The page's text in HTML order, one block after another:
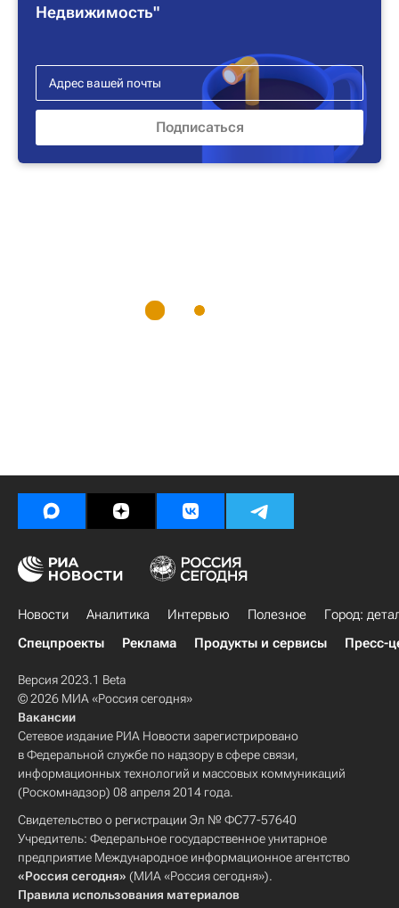
Недвижимость"
Новости Аналитика Интервью Полезное
Город:
Спецпроекты
Реклама Продукты и сервисы Пресс-
Версия 2023.1 Beta
© 2026 МИА «Россия сегодня»
Вакансии
Сетевое издание РИА Новости зарегистрировано
в Федеральной службе по надзору в сфере связи,
информационных технологий и массовых коммуникаций
(Роскомнадзор) 08 апреля 2014 года.
Свидетельство о регистрации Эл № ФС77-57640
Учредитель: Федеральное государственное унитарное
предприятие Международное информационное агентство
«Россия сегодня» (МИА «Россия сегодня»).
Правила использования материалов